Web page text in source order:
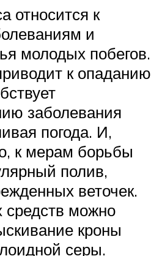
относится к
и
молодых побегов.
к опаданию
заболевания
погода. И,
к мерам борьбы
полив,
веточек.
средств можно
кроны
серы.